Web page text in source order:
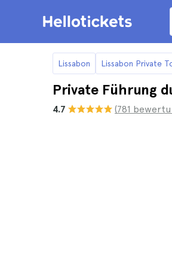
Lissabon Lissabon Private
Private Führung
4.7 (781